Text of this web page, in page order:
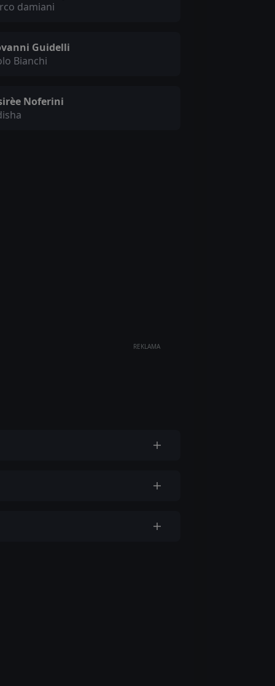
damiani
Guidelli
Bianchi
Noferini
REKLAMA